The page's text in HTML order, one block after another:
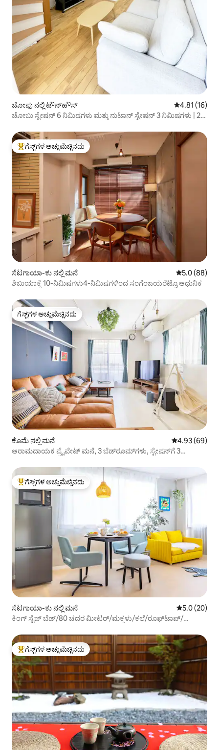
ಚೋಫು ನಲ್ಲಿ ಟೌನ್‌ಹೌಸ್ 5 ರಲ್ಲಿ 4.81
4.81 (16)
ಚೋಬು ಸ್ಟೇಷನ್ 6 ನಿಮಿಷಗಳು ಮತ್ತು ನುಟಾನ್ ಸ್ಟೇಷನ್ 3 ನಿಮಿಷಗಳು | 2
[ಹಿಡಮರಿ-ಹೌಸ್]
ಗೆಸ್ಟ್‌ಗಳಿಗೆ ಅತಿ ಹೆಚ್ಚು ಅಚ್ಚುಮೆಚ್ಚಿನದು
ಗೆಸ್ಟ್‌ಗಳ ಅಚ್ಚುಮೆಚ್ಚಿನದು
ಸೆಟಗಾಯಾ-ಕು ನಲ್ಲಿ ಮನೆ 5 ರಲ್ಲಿ 5.0
5.0 (88)
ಶಿಬುಯಾಕ್ಕೆ 10-ನಿಮಿಷಗಳು4-ನಿಮಿಷಗಳಿಂದ ಸಂಗೆಂಜಯರೆಟ್ರೊ ಆಧುನಿಕ
ಗೆಸ್ಟ್‌ಗಳ ಅಚ್ಚುಮೆಚ್ಚಿನದು
ಗೆಸ್ಟ್‌ಗಳ ಅಚ್ಚುಮೆಚ್ಚಿನದು
ಕೊಮೆ ನಲ್ಲಿ ಮನೆ 5 ರಲ್ಲಿ 4.93
4.93 (69)
ಆರಾಮದಾಯಕ ಪ್ರೈವೇಟ್ ಮನೆ, 3 ಬೆಡ್‌ರೂಮ್‌ಗಳು, ಸ್ಟೇಷನ್‌ಗೆ 3
ಗೆಸ್ಟ್‌ಗಳಿಗೆ ಅತಿ ಹೆಚ್ಚು ಅಚ್ಚುಮೆಚ್ಚಿನದು
ಗೆಸ್ಟ್‌ಗಳ ಅಚ್ಚುಮೆಚ್ಚಿನದು
ಸೆಟಗಾಯಾ-ಕು ನಲ್ಲಿ ಮನೆ 5 ರಲ್ಲಿ 5.0
5.0 (20)
ಕಿಂಗ್ ಸೈಜ್ ಬೆಡ್/80 ಚದರ ಮೀಟರ್/ಮಕ್ಕಳು/ಕಲೆ/ರೂಫ್‌ಟಾಪ್/
ಗೋಲ್ಡನ್ ಫಾರ್ಚೂನ್
ಗೆಸ್ಟ್‌ಗಳಿಗೆ ಅತಿ ಹೆಚ್ಚು ಅಚ್ಚುಮೆಚ್ಚಿನದು
ಗೆಸ್ಟ್‌ಗಳ ಅಚ್ಚುಮೆಚ್ಚಿನದು